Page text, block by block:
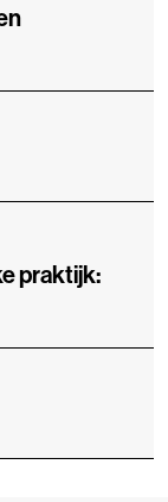
praktijk: